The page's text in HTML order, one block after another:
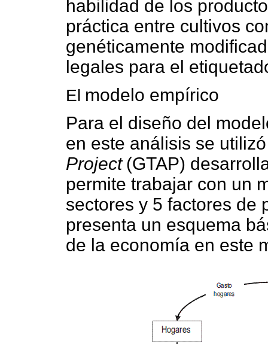
habilidad de los
práctica entre cultivos
genéticamente
legales para el
El modelo empírico
Para el diseño del
en este análisis se
Project (GTAP)
permite trabajar con un
sectores y 5 factores de
presenta un esquema
de la economía en este